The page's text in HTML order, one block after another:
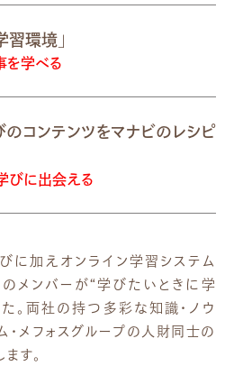
習環境」
を学べる
のコンテンツをマナビのレシピ
びに出会える
に加えオンライン学習システム
のメンバーが“学びたいときに学
。両社の持つ多彩な知識・ノウ
・メフォスグループの人財同士の
す。